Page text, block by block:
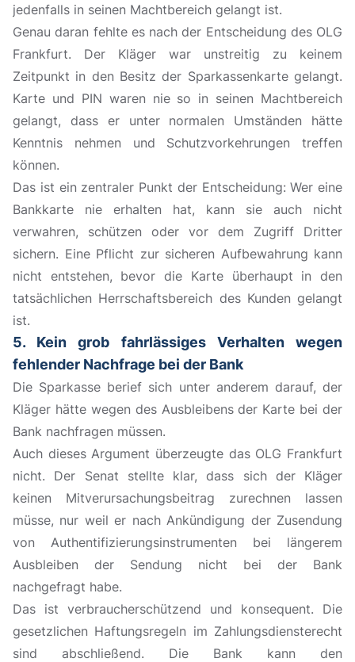
jedenfalls in seinen Machtbereich gelangt ist.
Genau daran fehlte es nach der Entscheidung des OLG
Frankfurt. Der Kläger war unstreitig zu keinem
Zeitpunkt in den Besitz der Sparkassenkarte gelangt.
Karte und PIN waren nie so in seinen Machtbereich
gelangt, dass er unter normalen Umständen hätte
Kenntnis nehmen und Schutzvorkehrungen treffen
können.
Das ist ein zentraler Punkt der Entscheidung: Wer eine
Bankkarte nie erhalten hat, kann sie auch nicht
verwahren, schützen oder vor dem Zugriff Dritter
sichern. Eine Pflicht zur sicheren Aufbewahrung kann
nicht entstehen, bevor die Karte überhaupt in den
tatsächlichen Herrschaftsbereich des Kunden gelangt
ist.
5. Kein grob fahrlässiges Verhalten wegen
fehlender Nachfrage bei der Bank
Die Sparkasse berief sich unter anderem darauf, der
Kläger hätte wegen des Ausbleibens der Karte bei der
Bank nachfragen müssen.
Auch dieses Argument überzeugte das OLG Frankfurt
nicht. Der Senat stellte klar, dass sich der Kläger
keinen Mitverursachungsbeitrag zurechnen lassen
müsse, nur weil er nach Ankündigung der Zusendung
von Authentifizierungsinstrumenten bei längerem
Ausbleiben der Sendung nicht bei der Bank
nachgefragt habe.
Das ist verbraucherschützend und konsequent. Die
gesetzlichen Haftungsregeln im Zahlungsdiensterecht
sind abschließend. Die Bank kann den